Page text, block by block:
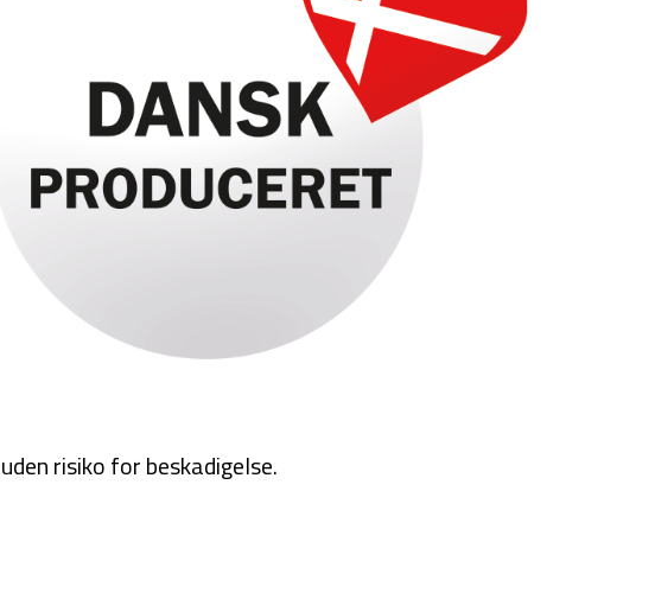
risiko for beskadigelse.